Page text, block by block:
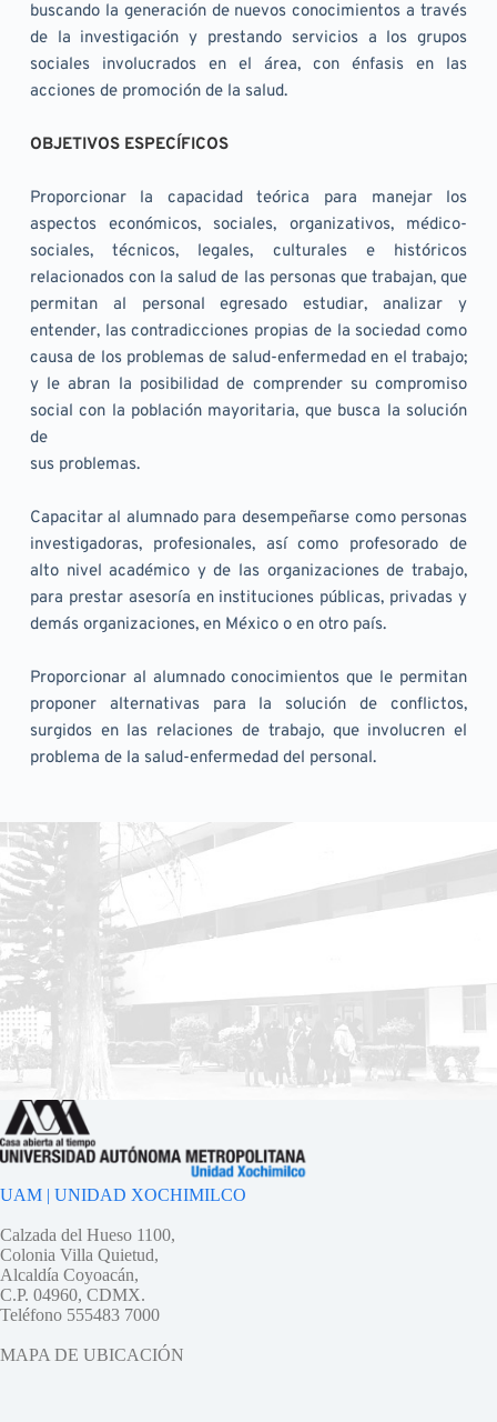
buscando la generación de nuevos conocimientos a través
de la investigación y prestando servicios a los grupos
sociales involucrados en el área, con énfasis en las
acciones de promoción de la salud.
OBJETIVOS ESPECÍFICOS
Proporcionar la capacidad teórica para manejar los
aspectos económicos, sociales, organizativos, médico-
sociales, técnicos, legales, culturales e históricos
relacionados con la salud de las personas que trabajan, que
permitan al personal egresado estudiar, analizar y
entender, las contradicciones propias de la sociedad como
causa de los problemas de salud-enfermedad en el trabajo;
y le abran la posibilidad de comprender su compromiso
social con la población mayoritaria, que busca la solución
de
sus problemas.
Capacitar al alumnado para desempeñarse como personas
investigadoras, profesionales, así como profesorado de
alto nivel académico y de las organizaciones de trabajo,
para prestar asesoría en instituciones públicas, privadas y
demás organizaciones, en México o en otro país.
Proporcionar al alumnado conocimientos que le permitan
proponer alternativas para la solución de conflictos,
surgidos en las relaciones de trabajo, que involucren el
problema de la salud-enfermedad del personal.
UAM | UNIDAD XOCHIMILCO
Calzada del Hueso 1100,
Colonia Villa Quietud,
Alcaldía Coyoacán,
C.P. 04960, CDMX.
Teléfono 555483 7000
MAPA DE UBICACIÓN